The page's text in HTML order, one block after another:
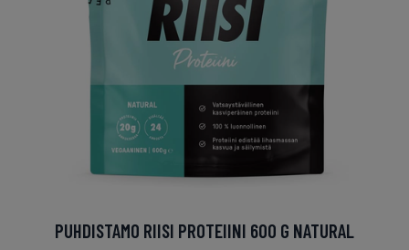
PUHDISTAMO RIISI PROTEIINI 600 G NATURAL